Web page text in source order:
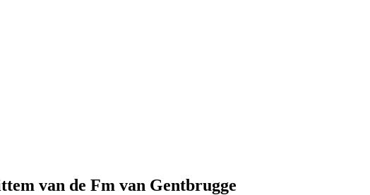
van de Fm van Gentbrugge